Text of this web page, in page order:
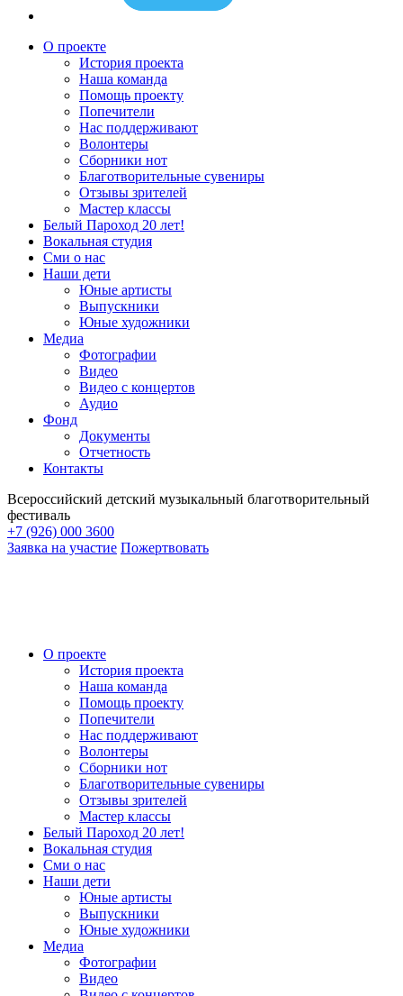
О проекте
История проекта
Наша команда
Помощь проекту
Попечители
Нас поддерживают
Волонтеры
Сборники нот
Благотворительные сувениры
Отзывы зрителей
Мастер классы
Белый Пароход 20 лет!
Вокальная студия
Сми о нас
Наши дети
Юные артисты
Выпускники
Юные художники
Медиа
Фотографии
Видео
Видео с концертов
Аудио
Фонд
Документы
Отчетность
Контакты
Всероссийский детский музыкальный благотворительный
фестиваль
+7 (926) 000 3600
Заявка на участие Пожертвовать
О проекте
История проекта
Наша команда
Помощь проекту
Попечители
Нас поддерживают
Волонтеры
Сборники нот
Благотворительные сувениры
Отзывы зрителей
Мастер классы
Белый Пароход 20 лет!
Вокальная студия
Сми о нас
Наши дети
Юные артисты
Выпускники
Юные художники
Медиа
Фотографии
Видео